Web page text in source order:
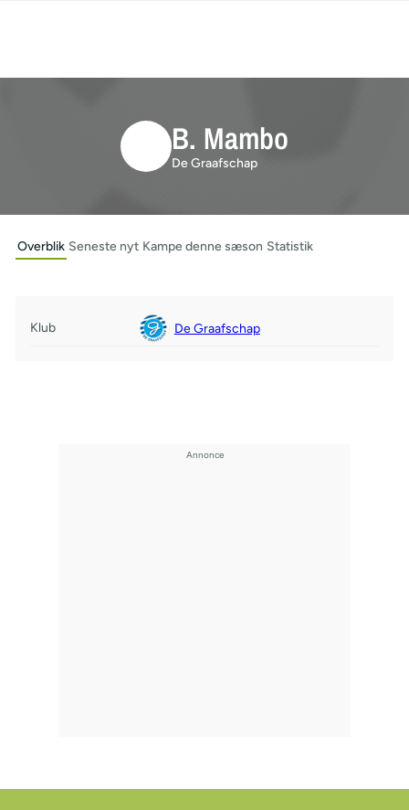
B. Mambo
De Graafschap
Overblik Seneste nyt Kampe denne sæson Statistik
Klub De Graafschap